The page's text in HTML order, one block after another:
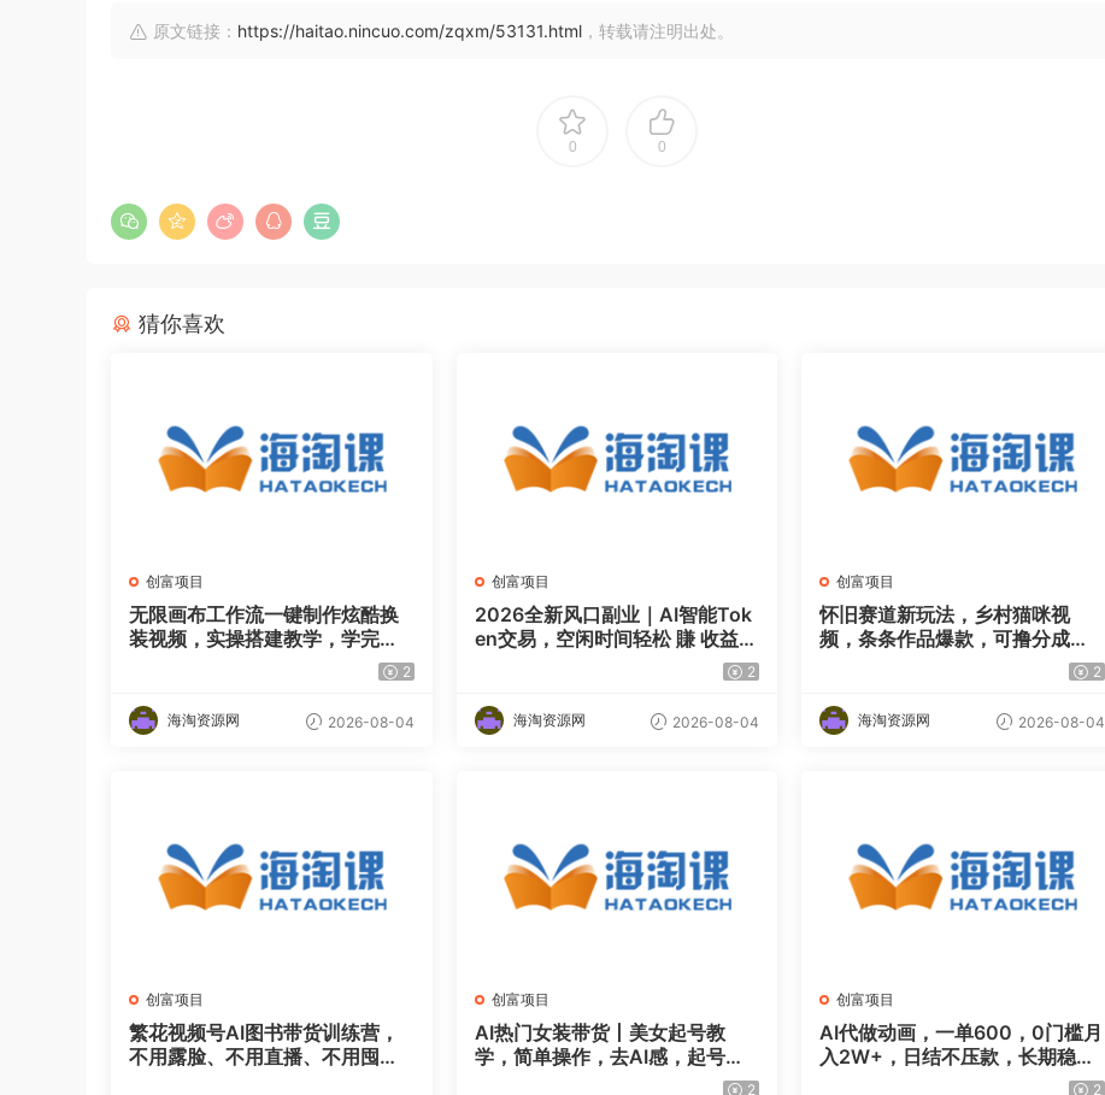
原文链接： https://haitao.nincuo.com/zqxm/53131.html ，转载请注明出处。
0 0
猜你喜欢
创富项目
无限画布工作流一键制作炫酷换
装视频，实操搭建教学，学完你
2
海淘资源网 2026-08-04
创富项目
2026全新风口副业｜AI智能Tok
en交易，空闲时间轻松 賺 收益，
2
海淘资源网 2026-08-04
创富项目
怀旧赛道新玩法，乡村猫咪视
频，条条作品爆款，可撸分成计
划，新手也可快速起号，详细教 2
海淘资源网 2026-08-04
创富项目
繁花视频号AI图书带货训练营，
不用露脸、不用直播、不用囤货
创富项目
AI热门女装带货丨美女起号教
学，简单操作，去AI感，起号流
2
创富项目
AI代做动画，一单600，0门槛月
入2W+，日结不压款，长期稳定
2